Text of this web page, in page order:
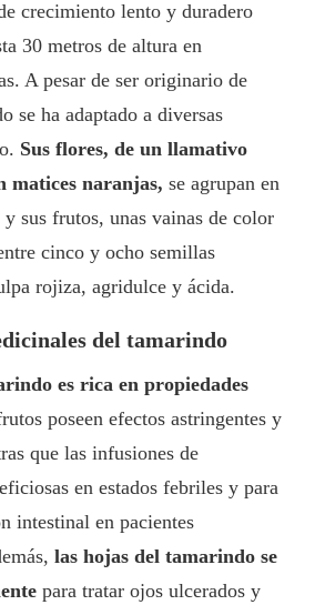
crecimiento lento y duradero
30 metros de altura en
A pesar de ser originario de
se ha adaptado a diversas
Sus flores, de un llamativo
matices naranjas, se agrupan en
sus frutos, unas vainas de color
cinco y ocho semillas
rojiza, agridulce y ácida.
del tamarindo
es rica en propiedades
poseen efectos astringentes y
que las infusiones de
en estados febriles y para
intestinal en pacientes
las hojas del tamarindo se
para tratar ojos ulcerados y